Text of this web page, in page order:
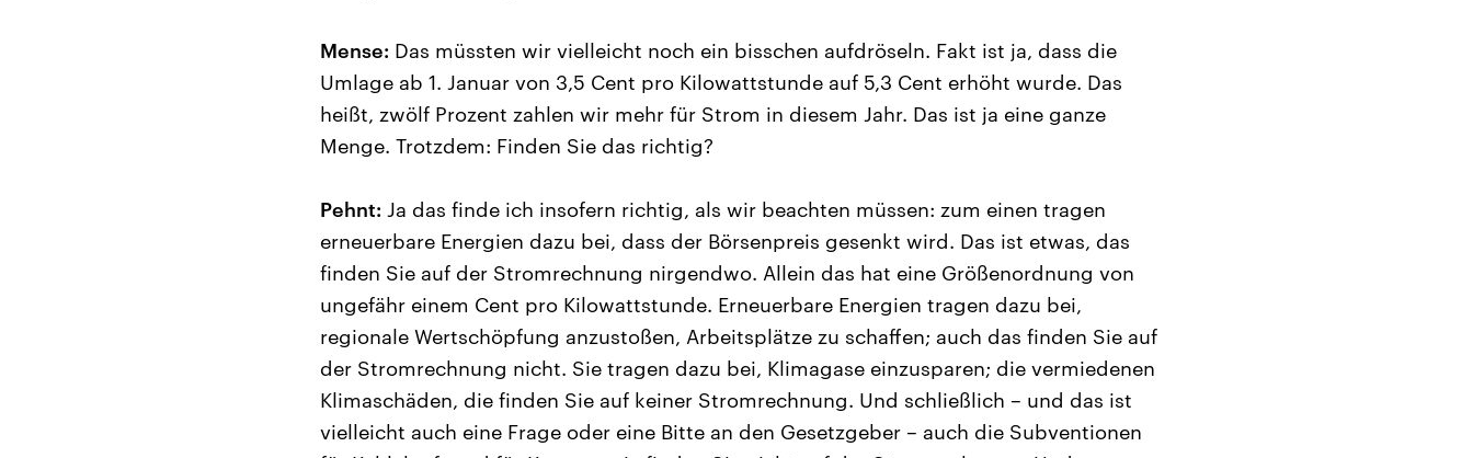
Mense: Das müssten wir vielleicht noch ein bisschen aufdröseln. Fakt ist ja, dass die
Umlage ab 1. Januar von 3,5 Cent pro Kilowattstunde auf 5,3 Cent erhöht wurde. Das
heißt, zwölf Prozent zahlen wir mehr für Strom in diesem Jahr. Das ist ja eine ganze
Menge. Trotzdem: Finden Sie das richtig?
Pehnt: Ja das finde ich insofern richtig, als wir beachten müssen: zum einen tragen
erneuerbare Energien dazu bei, dass der Börsenpreis gesenkt wird. Das ist etwas, das
finden Sie auf der Stromrechnung nirgendwo. Allein das hat eine Größenordnung von
ungefähr einem Cent pro Kilowattstunde. Erneuerbare Energien tragen dazu bei,
regionale Wertschöpfung anzustoßen, Arbeitsplätze zu schaffen; auch das finden Sie auf
der Stromrechnung nicht. Sie tragen dazu bei, Klimagase einzusparen; die vermiedenen
Klimaschäden, die finden Sie auf keiner Stromrechnung. Und schließlich – und das ist
vielleicht auch eine Frage oder eine Bitte an den Gesetzgeber – auch die Subventionen